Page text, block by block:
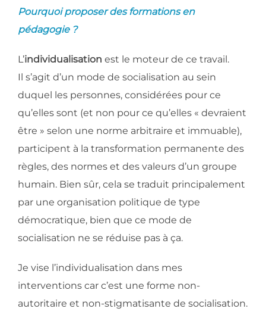
Pourquoi proposer des formations en
pédagogie ?
L’individualisation est le moteur de ce travail.
Il s’agit d’un mode de socialisation au sein
duquel les personnes, considérées pour ce
qu’elles sont (et non pour ce qu’elles « devraient
être » selon une norme arbitraire et immuable),
participent à la transformation permanente des
règles, des normes et des valeurs d’un groupe
humain. Bien sûr, cela se traduit principalement
par une organisation politique de type
démocratique, bien que ce mode de
socialisation ne se réduise pas à ça.
Je vise l’individualisation dans mes
interventions car c’est une forme non-
autoritaire et non-stigmatisante de socialisation.